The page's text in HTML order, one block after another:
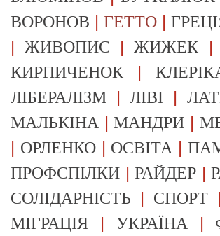
ВОРОНОВ |ГЕТТО |
|ЖИВОПИС |ЖИЖЕК |
КИРПИЧЕНОК |
ЛІБЕРАЛІЗМ |ЛІВІ |
МАЛЬКІНА |МАНДРИ |
| ОРЛЕНКО| ОСВІТА |
ПРОФСПІЛКИ |РАЙДЕР |
СОЛІДАРНІСТЬ | СПОРТ
МІГРАЦІЯ | УКРАЇНА |